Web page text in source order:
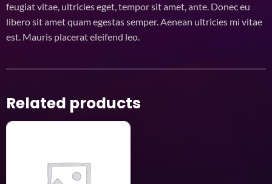
feugiat vitae, ultricies eget, tempor sit amet, ante. Donec eu
libero sit amet quam egestas semper. Aenean ultricies mi vitae
est. Mauris placerat eleifend leo.
Related products